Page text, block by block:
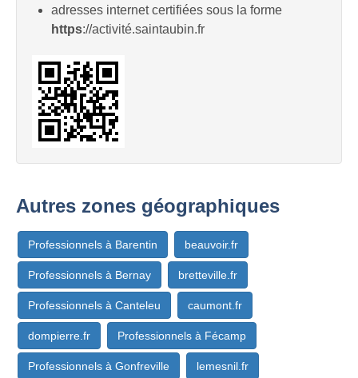
adresses internet certifiées sous la forme
https://activité.saintaubin.fr
Autres zones géographiques
Professionnels à Barentin beauvoir.fr
Professionnels à Bernay bretteville.fr
Professionnels à Canteleu caumont.fr
dompierre.fr Professionnels à Fécamp
Professionnels à Gonfreville lemesnil.fr